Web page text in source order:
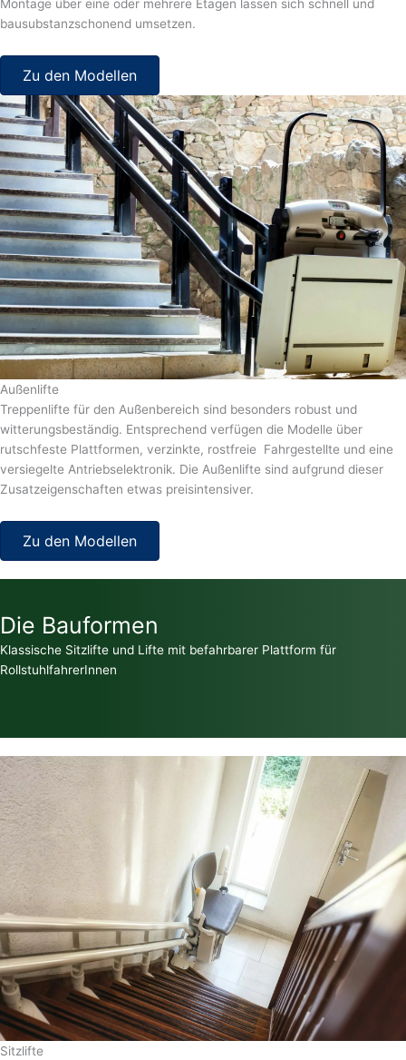
Montage über eine oder mehrere Etagen lassen sich schnell und
bausubstanzschonend umsetzen.
Zu den Modellen
Außenlifte
Treppenlifte für den Außenbereich sind besonders robust und
witterungsbeständig. Entsprechend verfügen die Modelle über
rutschfeste Plattformen, verzinkte, rostfreie Fahrgestellte und eine
versiegelte Antriebselektronik. Die Außenlifte sind aufgrund dieser
Zusatzeigenschaften etwas preisintensiver.
Zu den Modellen
Die Bauformen
Klassische Sitzlifte und Lifte mit befahrbarer Plattform für
RollstuhlfahrerInnen
Sitzlifte